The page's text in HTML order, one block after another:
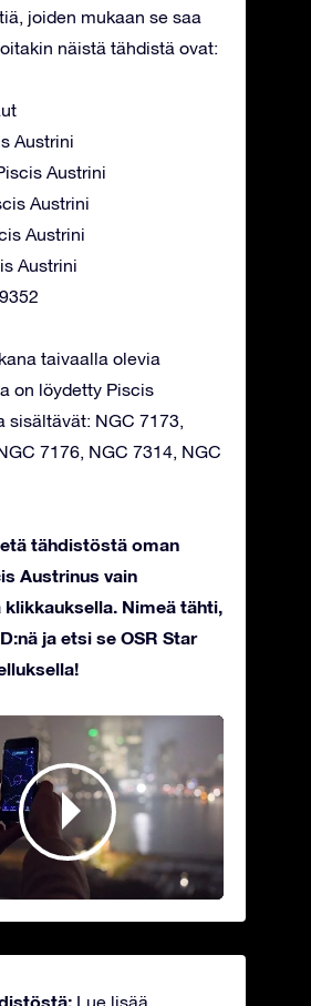
joiden mukaan se saa
näistä tähdistä ovat:
Austrini
Austrini
Austrini
Austrini
Austrini
taivaalla olevia
on löydetty Piscis
sisältävät: NGC 7173,
7176, NGC 7314, NGC
tähdistöstä oman
Austrinus vain
klikkauksella. Nimeä tähti,
ja etsi se OSR Star
Lue lisää